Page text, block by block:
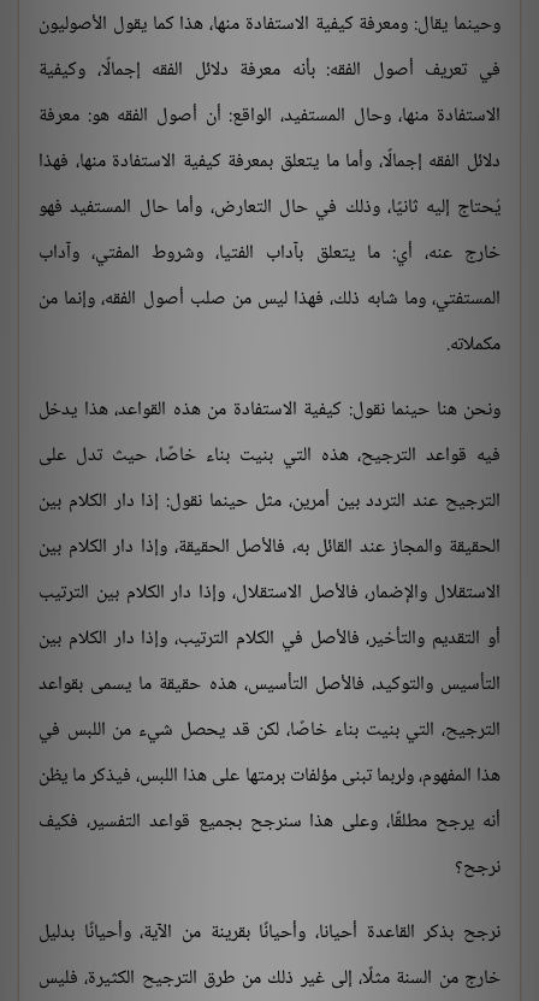
وحينما يقال: ومعرفة كيفية الاستفادة منها، هذا كما يقول الأصوليون
في تعريف أصول الفقه: بأنه معرفة دلائل الفقه إجمالًا، وكيفية
الاستفادة منها، وحال المستفيد، الواقع: أن أصول الفقه هو: معرفة
دلائل الفقه إجمالًا، وأما ما يتعلق بمعرفة كيفية الاستفادة منها، فهذا
يُحتاج إليه ثانيًا، وذلك في حال التعارض، وأما حال المستفيد فهو
خارج عنه، أي: ما يتعلق بآداب الفتيا، وشروط المفتي، وآداب
المستفتي، وما شابه ذلك، فهذا ليس من صلب أصول الفقه، وإنما من
مكملاته.
ونحن هنا حينما نقول: كيفية الاستفادة من هذه القواعد، هذا يدخل
فيه قواعد الترجيح، هذه التي بنيت بناء خاصًا، حيث تدل على
الترجيح عند التردد بين أمرين، مثل حينما نقول: إذا دار الكلام بين
الحقيقة والمجاز عند القائل به، فالأصل الحقيقة، وإذا دار الكلام بين
الاستقلال والإضمار، فالأصل الاستقلال، وإذا دار الكلام بين الترتيب
أو التقديم والتأخير، فالأصل في الكلام الترتيب، وإذا دار الكلام بين
التأسيس والتوكيد، فالأصل التأسيس، هذه حقيقة ما يسمى بقواعد
الترجيح، التي بنيت بناء خاصًا، لكن قد يحصل شيء من اللبس في
هذا المفهوم، ولربما تبنى مؤلفات برمتها على هذا اللبس، فيذكر ما يظن
أنه يرجح مطلقًا، وعلى هذا سنرجح بجميع قواعد التفسير، فكيف
نرجح؟
نرجح بذكر القاعدة أحيانا، وأحيانًا بقرينة من الآية، وأحيانًا بدليل
خارج من السنة مثلًا، إلى غير ذلك من طرق الترجيح الكثيرة، فليس